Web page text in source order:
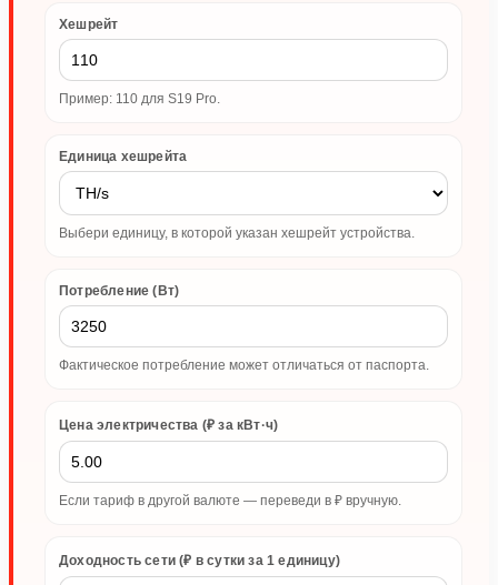
Хешрейт
Пример: 110 для S19 Pro.
Единица хешрейта
Выбери единицу, в которой указан хешрейт устройства.
Потребление (Вт)
Фактическое потребление может отличаться от паспорта.
Цена электричества (₽ за кВт·ч)
Если тариф в другой валюте — переведи в ₽ вручную.
Доходность сети (₽ в сутки за 1 единицу)